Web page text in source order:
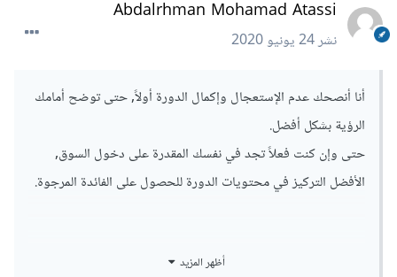
Abdalrhman Mohamad Atassi
نشر24 يونيو 2020
أنا أنصحك عدم الإستعجال وإكمال الدورة أولاً, حتى توضح أمامك
الرؤية بشكل أفضل.
حتى وإن كنت فعلاً تجد في نفسك المقدرة على دخول السوق,
الأفضل التركيز في محتويات الدورة للحصول على الفائدة المرجوة.
أظهر المزيد